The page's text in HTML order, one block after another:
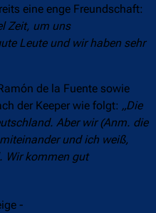
eine enge Freundschaft:
Zeit, um uns
Leute und wir haben sehr
de la Fuente sowie
der Keeper wie folgt: „Die
Aber wir (Anm. die
und ich weiß,
Wir kommen gut
-